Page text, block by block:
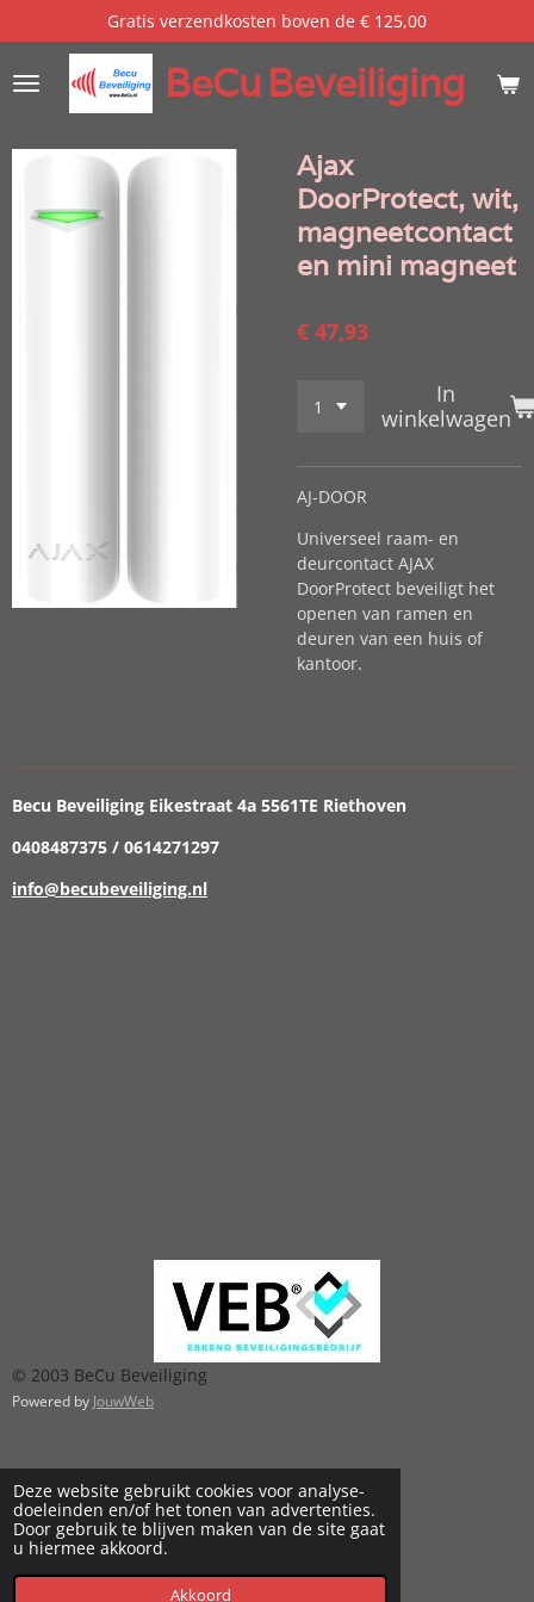
Deze website gebruikt cookies voor analyse-
doeleinden en/of het tonen van advertenties.
Door gebruik te blijven maken van de site gaat
u hiermee akkoord.
Akkoord
direct
naar
de
BeCuBeveiliging
Gratis verzendkosten boven de € 125,00
Ajax
DoorProtect, wit,
magneetcontact
en mini magneet
€ 47,93
In
winkelwagen
AJ-DOOR
Universeel raam- en
deurcontact AJAX
DoorProtect beveiligt het
openen van ramen en
deuren van een huis of
kantoor.
Becu Beveiliging Eikestraat 4a 5561TE Riethoven
0408487375 / 0614271297
info@becubeveiliging.nl
© 2003 BeCu Beveiliging
Powered by JouwWeb